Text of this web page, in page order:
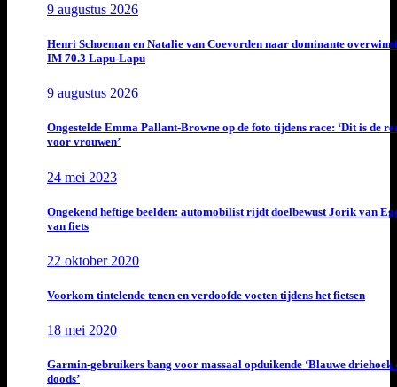
9 augustus 2026
Henri Schoeman en Natalie van Coevorden naar dominante
IM 70.3 Lapu-Lapu
9 augustus 2026
Ongestelde Emma Pallant-Browne op de foto tijdens race: ‘Dit is de
voor vrouwen’
24 mei 2023
Ongekend heftige beelden: automobilist rijdt doelbewust Jorik van
van fiets
22 oktober 2020
Voorkom tintelende tenen en verdoofde voeten tijdens het fietsen
18 mei 2020
Garmin-gebruikers bang voor massaal opduikende ‘Blauwe driehoek
doods’